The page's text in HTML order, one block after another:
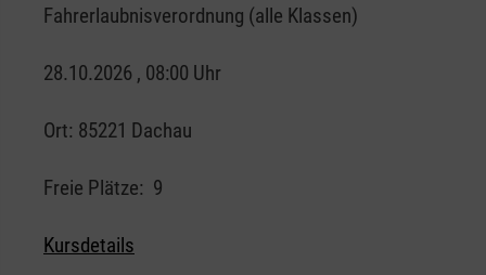
Fahrerlaubnisverordnung (alle Klassen)
28.10.2026 , 08:00 Uhr
Ort: 85221 Dachau
Freie Plätze: 9
Kursdetails